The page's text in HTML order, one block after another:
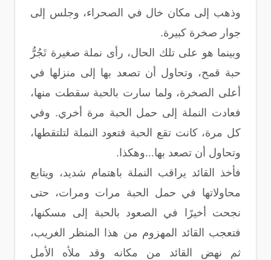
وذهب إلى مكان خال في الصحراء، وجلس إلى
جوار صخرة كبيرة.
وبينما هو على تلك الحال، رأى نملة صغيرة تَجُرُّ
حبة قمح، وتحاول أن تصعد بها إلى منزلها في
أعلى الصخرة، ولما سارت بالحبة سقطت منها،
فعادت النملة إلى حمل الحبة مرة أخري. وفي
كل مرة، كانت تقع الحبة فتعود النملة لتلتقطها،
وتحاول أن تصعد بها...وهكذا.
فأخذ القائد يراقب النملة باهتمام شديد، ويتابع
محاولاتها في حمل الحبة مرات ومرات، حتى
نجحت أخيرًا في الصعود بالحبة إلى مسكنها،
فتعجب القائد المهزوم من هذا المنظر الغريب،
ثم نهض القائد من مكانه وقد ملأه الأمل